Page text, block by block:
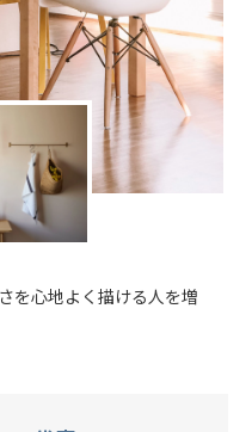
を心地よく描ける人を増